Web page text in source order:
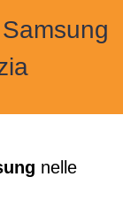
nelle